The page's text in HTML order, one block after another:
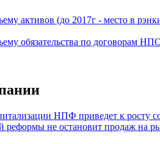
активов (до 2017г - место в
обязательства по договорам
НПФ приведет к росту
реформы не остановит продаж на